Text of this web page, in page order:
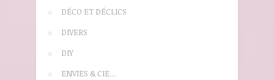
DÉCO ET DÉCLICS
DIVERS
DIY
ENVIES & CIE…